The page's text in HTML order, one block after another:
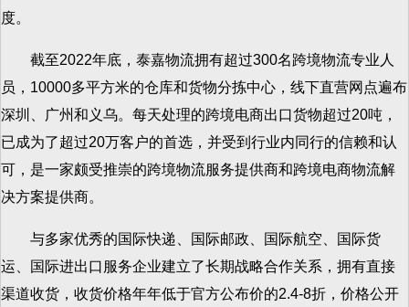
度。
截至2022年底，泰嘉物流拥有超过300名跨境物流专业人
员，10000多平方米的仓库和货物分拣中心，线下直营网点遍布
深圳、广州和义乌。每天处理的跨境电商出口货物超过20吨，
已成为了超过20万客户的首选，并受到行业内同行的信赖和认
可，是一家颇受推崇的跨境物流服务提供商和跨境电商物流解
决方案提供商。
与多家优秀的国际快递、国际邮政、国际航空、国际货
运、国际进出口服务企业建立了长期战略合作关系，拥有直接
渠道收货，收货价格年年低于官方公布价的2.4-8折，价格公开